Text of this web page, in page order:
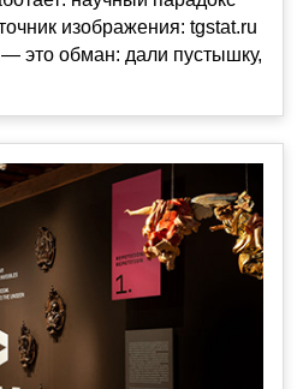
изображения: tgstat.ru
это обман: дали пустышку,